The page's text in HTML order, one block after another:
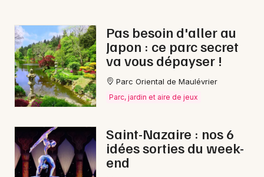
Pas besoin d'aller au
Japon : ce parc secret
va vous dépayser !
Parc Oriental de Maulévrier
Parc, jardin et aire de jeux
Saint-Nazaire : nos 6
idées sorties du week-
end